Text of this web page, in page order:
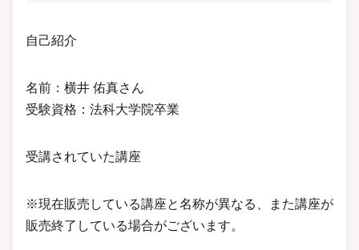
自己紹介
名前：横井 佑真さん
受験資格：法科大学院卒業
受講されていた講座
※現在販売している講座と名称が異なる、また講座が
販売終了している場合がございます。